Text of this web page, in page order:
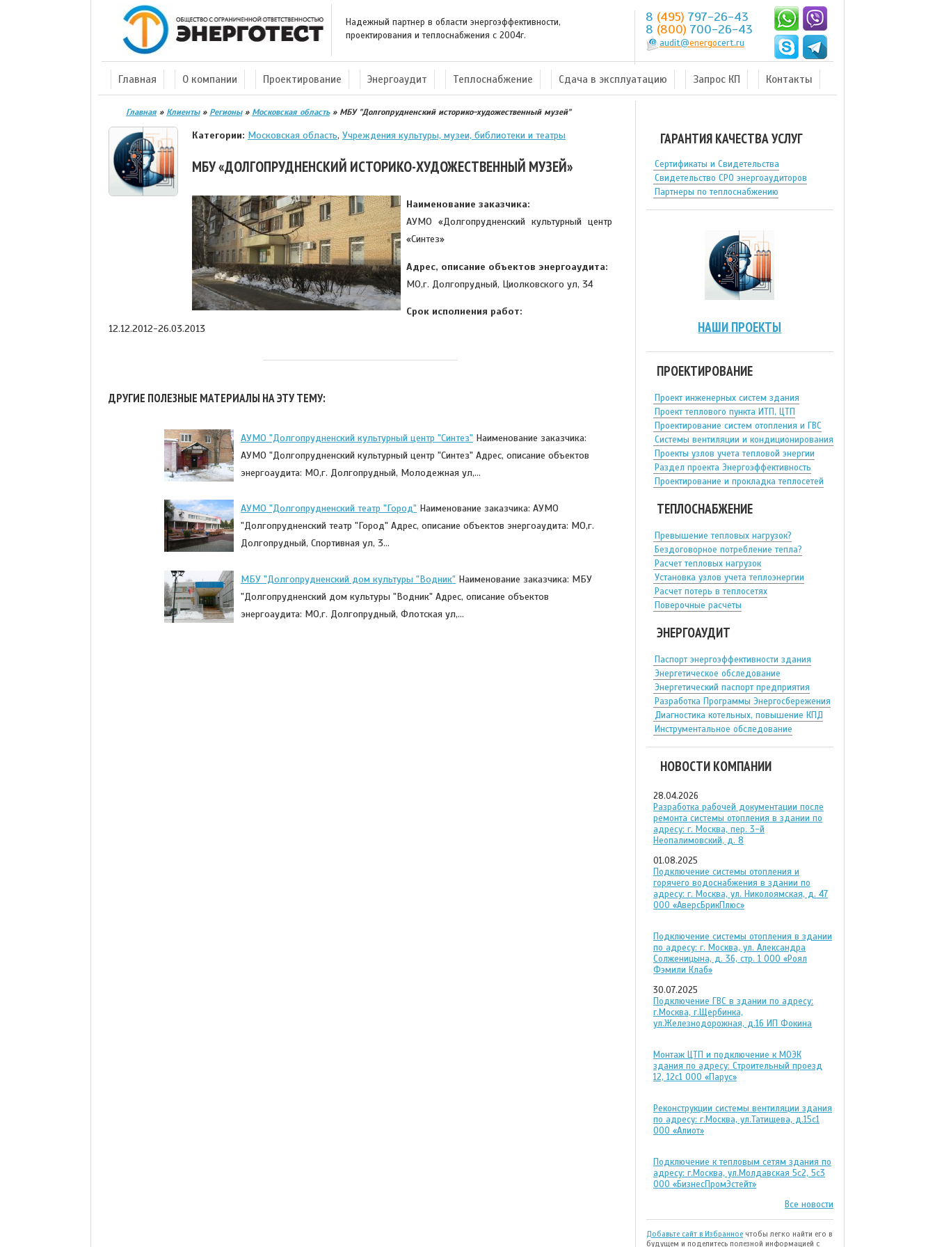
Надежный партнер в области энергоэффективности,
проектирования и теплоснабжения с 2004г.
8 (495) 797-26-43
8 (800) 700-26-43
audit@energocert.ru
Главная О компании Проектирование Энергоаудит Теплоснабжение Сдача в эксплуатацию Запрос КП Контакты
Главная » Клиенты» Регионы» Московская область» МБУ "Долгопрудненский историко-художественный музей"
Категории: Московская область, Учреждения культуры, музеи, библиотеки и театры
МБУ «ДОЛГОПРУДНЕНСКИЙ ИСТОРИКО-ХУДОЖЕСТВЕННЫЙ МУЗЕЙ»
Наименование заказчика:
АУМО «Долгопрудненский культурный центр
«Синтез»
Адрес, описание объектов энергоаудита:
МО,г. Долгопрудный, Циолковского ул, 34
Срок исполнения работ:
12.12.2012-26.03.2013
ДРУГИЕ ПОЛЕЗНЫЕ МАТЕРИАЛЫ НА ЭТУ ТЕМУ:
АУМО "Долгопрудненский культурный центр "Синтез" Наименование заказчика:
АУМО "Долгопрудненский культурный центр "Синтез" Адрес, описание объектов
энергоаудита: МО,г. Долгопрудный, Молодежная ул,…
АУМО "Долгопрудненский театр "Город" Наименование заказчика: АУМО
"Долгопрудненский театр "Город" Адрес, описание объектов энергоаудита: МО,г.
Долгопрудный, Спортивная ул, 3…
МБУ "Долгопрудненский дом культуры "Водник" Наименование заказчика: МБУ
"Долгопрудненский дом культуры "Водник" Адрес, описание объектов
энергоаудита: МО,г. Долгопрудный, Флотская ул,…
ГАРАНТИЯ КАЧЕСТВА УСЛУГ
Сертификаты и Свидетельства
Свидетельство СРО энергоаудиторов
Партнеры по теплоснабжению
НАШИ ПРОЕКТЫ
ПРОЕКТИРОВАНИЕ
Проект инженерных систем здания
Проект теплового пункта ИТП, ЦТП
Проектирование систем отопления и ГВС
Системы вентиляции и кондиционирования
Проекты узлов учета тепловой энергии
Раздел проекта Энергоэффективность
Проектирование и прокладка теплосетей
ТЕПЛОСНАБЖЕНИЕ
Превышение тепловых нагрузок?
Бездоговорное потребление тепла?
Расчет тепловых нагрузок
Установка узлов учета теплоэнергии
Расчет потерь в теплосетях
Поверочные расчеты
ЭНЕРГОАУДИТ
Паспорт энергоэффективности здания
Энергетическое обследование
Энергетический паспорт предприятия
Разработка Программы Энергосбережения
Диагностика котельных, повышение КПД
Инструментальное обследование
НОВОСТИ КОМПАНИИ
28.04.2026
Разработка рабочей документации после
ремонта системы отопления в здании по
адресу: г. Москва, пер. 3-й
Неопалимовский, д. 8
01.08.2025
Подключение системы отопления и
горячего водоснабжения в здании по
адресу: г. Москва, ул. Николоямская, д. 47
ООО «АверсБрикПлюс»
Подключение системы отопления в здании
по адресу: г. Москва, ул. Александра
Солженицына, д. 36, стр. 1 ООО «Роял
Фэмили Клаб»
30.07.2025
Подключение ГВС в здании по адресу:
г.Москва, г.Щербинка,
ул.Железнодорожная, д.16 ИП Фокина
Монтаж ЦТП и подключение к МОЭК
здания по адресу: Строительный проезд
12, 12с1 ООО «Парус»
Реконструкции системы вентиляции здания
по адресу: г.Москва, ул.Татищева, д.15с1
ООО «Алиот»
Подключение к тепловым сетям здания по
адресу: г.Москва, ул.Молдавская 5с2, 5с3
ООО «БизнесПромЭстейт»
Все новости
Добавьте сайт в Избранноечтобы легко найти его в
будущем и поделитесь полезной информацией с